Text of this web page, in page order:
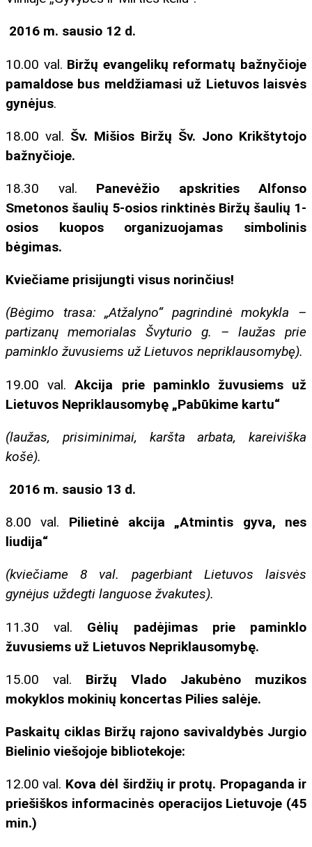
2016 m. sausio 12 d.
10.00 val. Biržų evangelikų reformatų bažnyčioje
pamaldose bus meldžiamasi už Lietuvos laisvės
gynėjus.
18.00 val. Šv. Mišios Biržų Šv. Jono Krikštytojo
bažnyčioje.
18.30 val. Panevėžio apskrities Alfonso
Smetonos šaulių 5-osios rinktinės Biržų šaulių 1-
osios kuopos organizuojamas simbolinis
bėgimas.
Kviečiame prisijungti visus norinčius!
(Bėgimo trasa: „Atžalyno“ pagrindinė mokykla –
partizanų memorialas Švyturio g. – laužas prie
paminklo žuvusiems už Lietuvos nepriklausomybę).
19.00 val.Akcija prie paminklo žuvusiems už
Lietuvos Nepriklausomybę „Pabūkime kartu“
(laužas, prisiminimai, karšta arbata, kareiviška
košė).
2016 m. sausio 13 d.
8.00 val. Pilietinė akcija „Atmintis gyva, nes
liudija“
(kviečiame 8 val. pagerbiant Lietuvos laisvės
gynėjus uždegti languose žvakutes).
11.30 val. Gėlių padėjimas prie paminklo
žuvusiems už Lietuvos Nepriklausomybę.
15.00 val. Biržų Vlado Jakubėno muzikos
mokyklos mokinių koncertas Pilies salėje.
Paskaitų ciklas Biržų rajono savivaldybės Jurgio
Bielinio viešojoje bibliotekoje:
12.00 val. Kova dėl širdžių ir protų. Propaganda ir
priešiškos informacinės operacijos Lietuvoje (45
min.)